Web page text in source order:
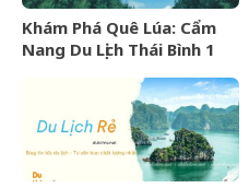
Khám Phá Quê Lúa: Cẩm
Nang Du Lịch Thái Bình 1